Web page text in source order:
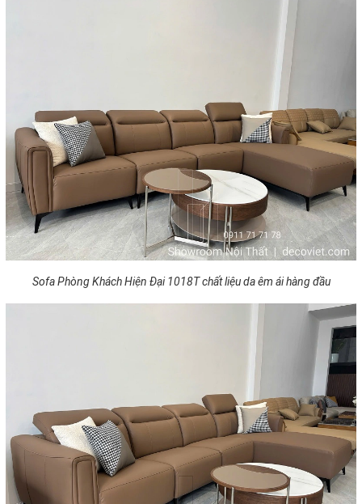
Sofa Phòng Khách Hiện Đại 1018T chất liệu da êm ái hàng đầu